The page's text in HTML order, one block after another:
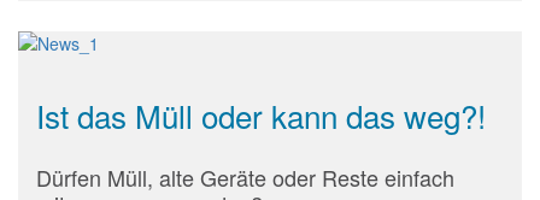
Ist das Müll oder kann das weg?!
Dürfen Müll, alte Geräte oder Reste einfach